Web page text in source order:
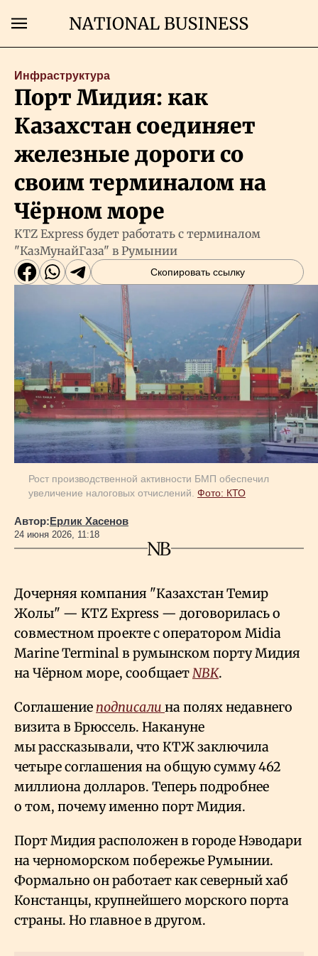
Главная
Бизнес
Рынки
Технологии
Геополитика
Исследования
Люди
Life & Arts
О нас
Инфраструктура
Порт Мидия: как
Казахстан соединяет
железные дороги со
своим терминалом на
Чёрном море
KTZ Express будет работать с терминалом
"КазМунайГаза" в Румынии
Скопировать ссылку
Рост производственной активности БМП обеспечил
увеличение налоговых отчислений. Фото: КТО
Автор:Ерлик Хасенов
24 июня 2026, 11:18
Дочерняя компания "Казахстан Темир
Жолы" — KTZ Express — договорилась о
совместном проекте с оператором Midia
Marine Terminal в румынском порту Мидия
на Чёрном море, сообщаетNBK.
Соглашение подписали на полях недавнего
визита в Брюссель. Накануне
мы рассказывали, что КТЖ заключила
четыре соглашения на общую сумму 462
миллиона долларов. Теперь подробнее
о том, почему именно порт Мидия.
Порт Мидия расположен в городе Нэводари
на черноморском побережье Румынии.
Формально он работает как северный хаб
Констанцы, крупнейшего морского порта
страны. Но главное в другом.